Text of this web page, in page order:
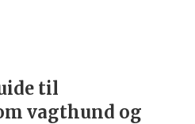
til
vagthund og